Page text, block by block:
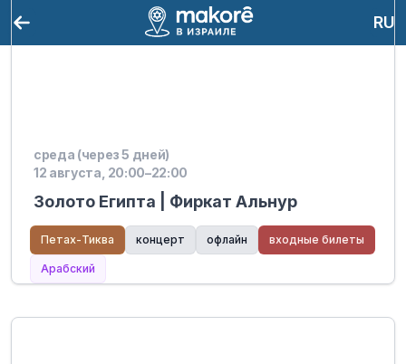
RU
среда (через 5 дней)
12 августа, 20:00–22:00
Золото Египта | Фиркат Альнур
Петах-Тиква концерт офлайн входные билеты
Арабский